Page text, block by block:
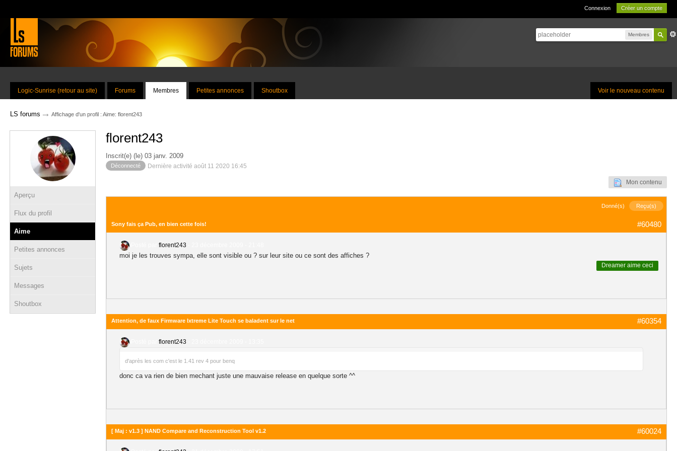
Connexion Créer un compte
Membres
Voir le nouveau contenu
Logic-Sunrise (retour au site) Forums Membres Petites annonces Shoutbox
LS forums → Affichage d'un profil : Aime: florent243
Aperçu
Flux du profil
Aime
Petites annonces
Sujets
Messages
Shoutbox
florent243
Inscrit(e) (le) 03 janv. 2009
Déconnecté Dernière activité août 11 2020 16:45
Mon contenu
Donné(s) Reçu(s)
#60480
Sony fais ça Pub, en bien cette fois!
florent243
moi je les trouves sympa, elle sont visible ou ? sur leur site ou ce sont des affiches ?
Dreamer aime ceci
#60354
Attention, de faux Firmware Ixtreme Lite Touch se baladent sur le net
florent243
d'après les com c'est le 1.41 rev 4 pour benq
donc ca va rien de bien mechant juste une mauvaise release en quelque sorte ^^
#60024
[ Maj : v1.3 ] NAND Compare and Reconstruction Tool v1.2